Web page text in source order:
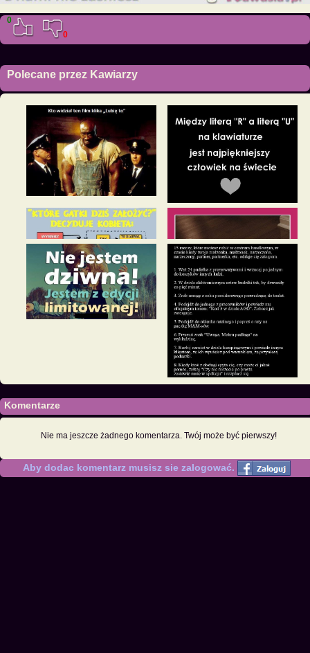
0
0
Polecane przez Kawiarzy
Komentarze
Nie ma jeszcze żadnego komentarza. Twój może być pierwszy!
Aby dodac komentarz musisz sie zalogować.